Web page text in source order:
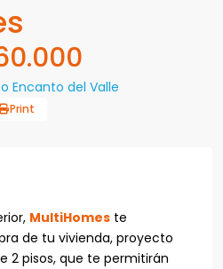
Encanto del Valle
Print
MultiHomes te
de tu vivienda, proyecto
2 pisos, que te permitirán